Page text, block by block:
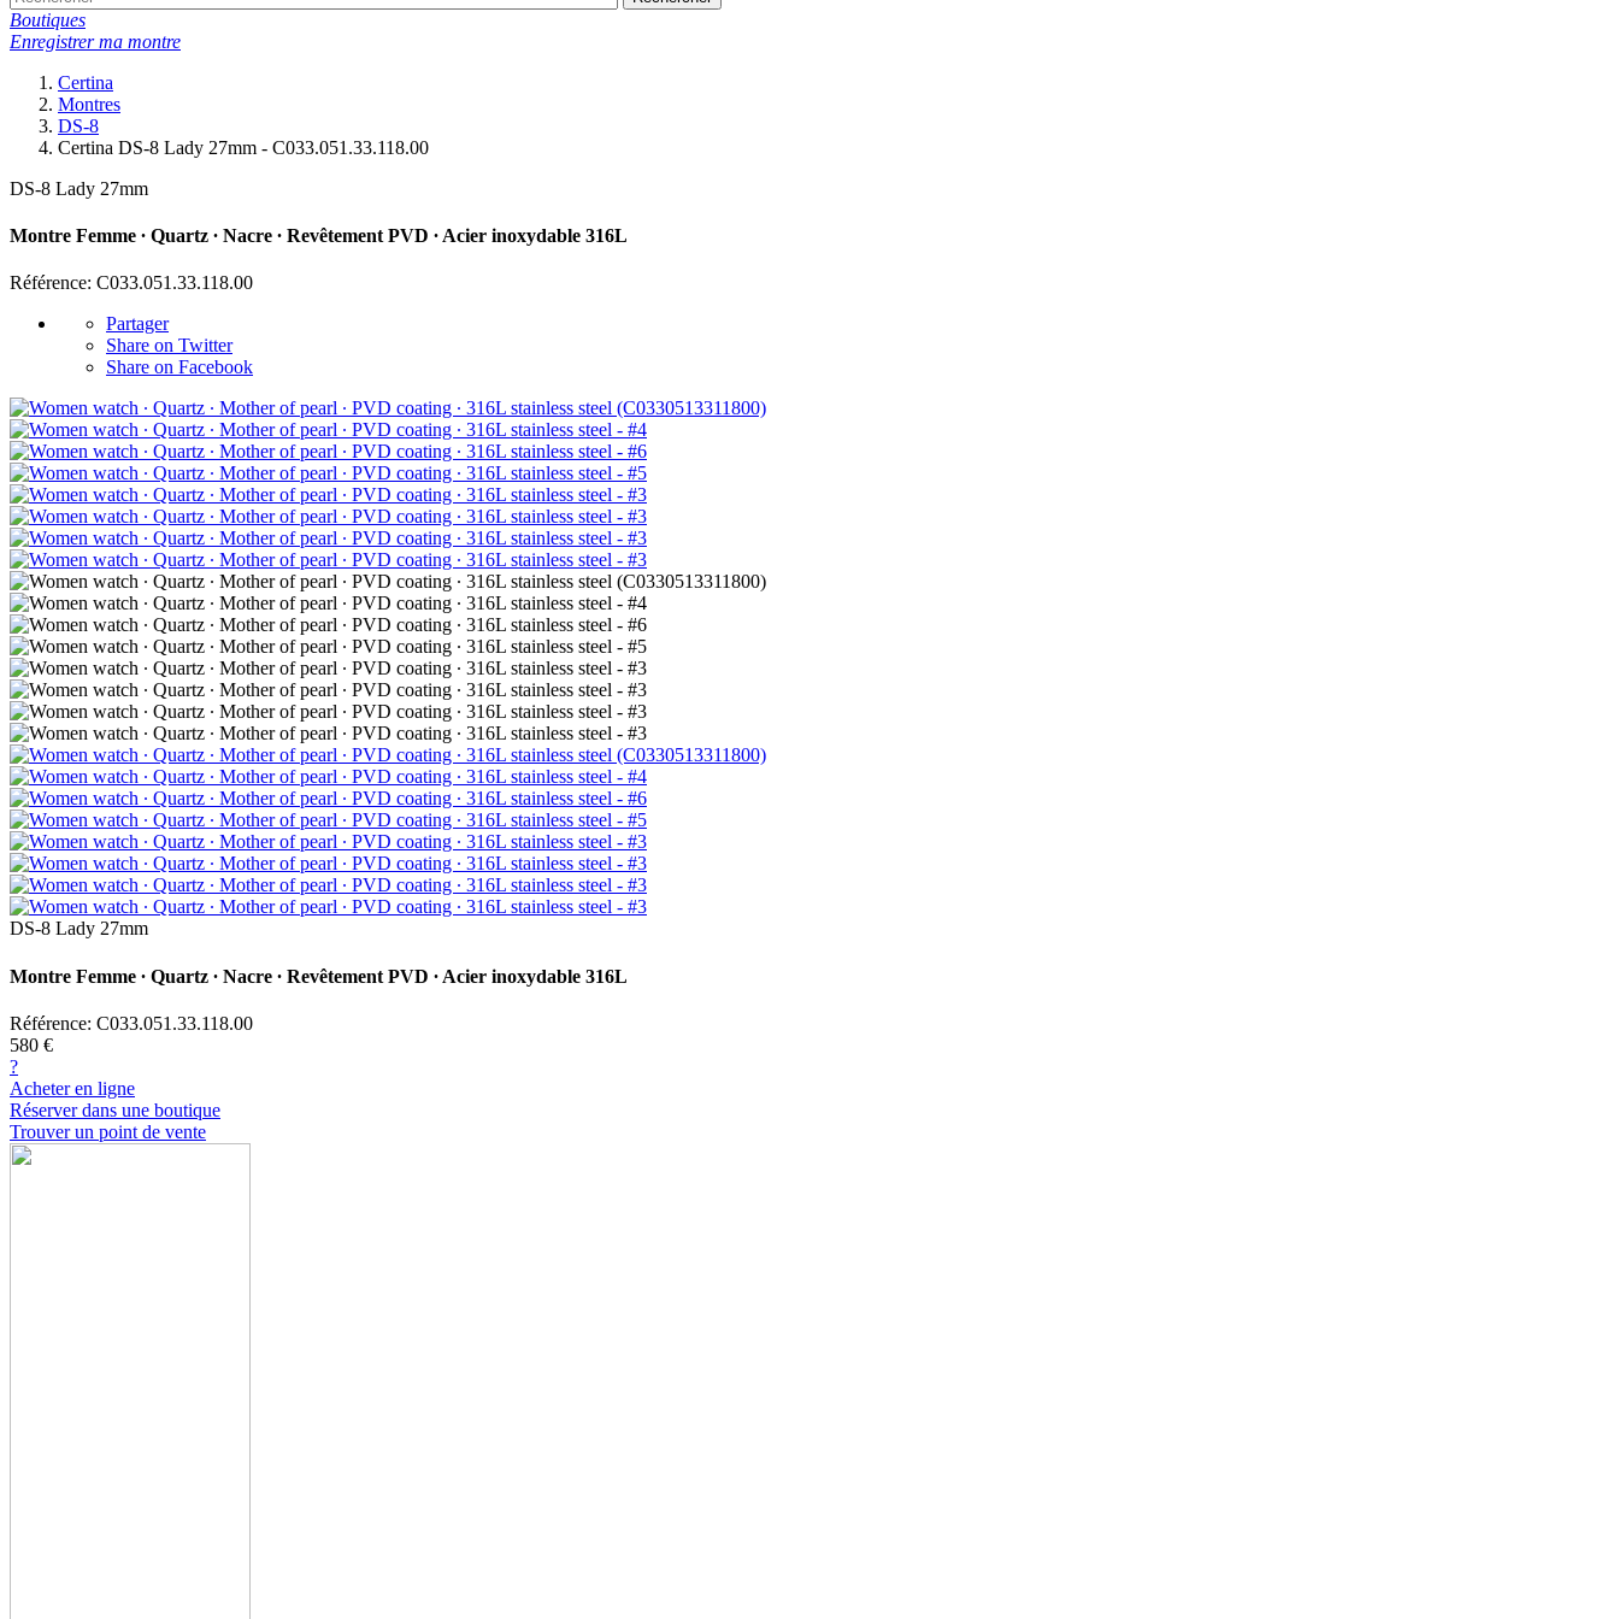
Boutiques
Enregistrer ma montre
Certina
Montres
DS-8
Certina DS-8 Lady 27mm - C033.051.33.118.00
DS-8 Lady 27mm
Montre Femme ∙ Quartz ∙ Nacre ∙ Revêtement PVD ∙ Acier inoxydable 316L
Référence: C033.051.33.118.00
Partager
Share on Twitter
Share on Facebook
DS-8 Lady 27mm
Montre Femme ∙ Quartz ∙ Nacre ∙ Revêtement PVD ∙ Acier inoxydable 316L
Référence: C033.051.33.118.00
580 €
?
Acheter en ligne
Réserver dans une boutique
Trouver un point de vente